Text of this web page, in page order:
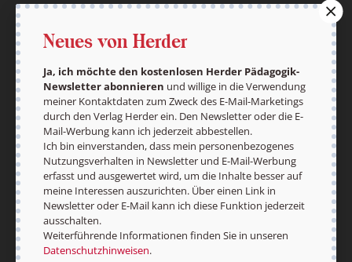
Vertrag widerrufen Abo online kündigen
Nach oben
Neues von Herder
Ja, ich möchte den kostenlosen Herder Pädagogik-
Newsletter abonnieren und willige in die Verwendung
meiner Kontaktdaten zum Zweck des E-Mail-Marketings
durch den Verlag Herder ein. Den Newsletter oder die E-
Mail-Werbung kann ich jederzeit abbestellen.
Ich bin einverstanden, dass mein personenbezogenes
Nutzungsverhalten in Newsletter und E-Mail-Werbung
erfasst und ausgewertet wird, um die Inhalte besser auf
meine Interessen auszurichten. Über einen Link in
Newsletter oder E-Mail kann ich diese Funktion jederzeit
ausschalten.
Weiterführende Informationen finden Sie in unseren
Datenschutzhinweisen.